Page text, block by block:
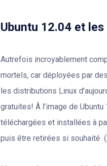
Ubuntu 12.04 et
Autrefois incroyablement
mortels, car déployées par
les distributions Linux
gratuites! À l’image de
téléchargées et installées à
puis être retirées si souhaité